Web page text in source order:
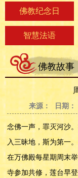
佛教纪念日
智慧法语
佛教故事
来源： 日期：
念佛一声，罪灭河沙
入三昧地，斯为第一
在万佛殿每星期周末
寺参加共修，莲台早